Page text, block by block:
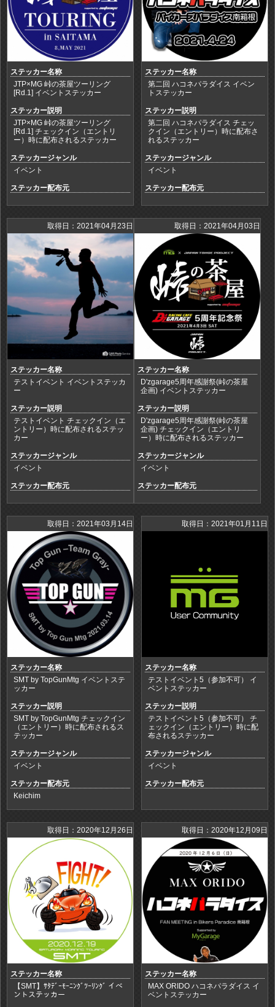
ステッカー名称
JTP×MG 峠の茶屋ツーリング
[Rd.1] イベントステッカー
ステッカー説明
JTP×MG 峠の茶屋ツーリング
[Rd.1] チェックイン（エントリ
ー）時に配布されるステッカー
ステッカージャンル
イベント
ステッカー配布元
ステッカー名称
第二回 ハコネパラダイス イベン
トステッカー
ステッカー説明
第二回 ハコネパラダイス チェッ
クイン（エントリー）時に配布さ
れるステッカー
ステッカージャンル
イベント
ステッカー配布元
取得日：2021年04月23日
ステッカー名称
テストイベント イベントステッカ
ー
ステッカー説明
テストイベント チェックイン（エ
ントリー）時に配布されるステッ
カー
ステッカージャンル
イベント
ステッカー配布元
取得日：2021年04月03日
ステッカー名称
D'zgarage5周年感謝祭(峠の茶屋
企画) イベントステッカー
ステッカー説明
D'zgarage5周年感謝祭(峠の茶屋
企画) チェックイン（エントリ
ー）時に配布されるステッカー
ステッカージャンル
イベント
ステッカー配布元
取得日：2021年03月14日
ステッカー名称
SMT by TopGunMtg イベントステ
ッカー
ステッカー説明
SMT by TopGunMtg チェックイン
（エントリー）時に配布されるス
テッカー
ステッカージャンル
イベント
ステッカー配布元
Keichim
取得日：2021年01月11日
ステッカー名称
テストイベント5（参加不可） イ
ベントステッカー
ステッカー説明
テストイベント5（参加不可） チ
ェックイン（エントリー）時に配
布されるステッカー
ステッカージャンル
イベント
ステッカー配布元
取得日：2020年12月26日
ステッカー名称
【SMT】ｻﾀﾃﾞｰﾓｰﾆﾝｸﾞﾂｰﾘﾝｸﾞ イベ
ントステッカー
取得日：2020年12月09日
ステッカー名称
MAX ORIDO ハコネパラダイス イ
ベントステッカー